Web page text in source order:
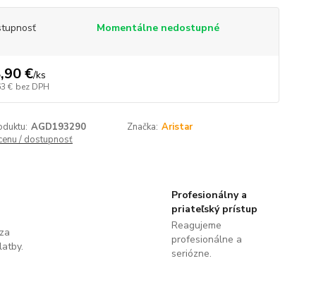
Momentálne nedostupné
€/ks
€ bez DPH
AGD193290 Značka: Aristar
/ dostupnosť
Profesionálny a
priateľský prístup
Reagujeme
profesionálne a
seriózne.